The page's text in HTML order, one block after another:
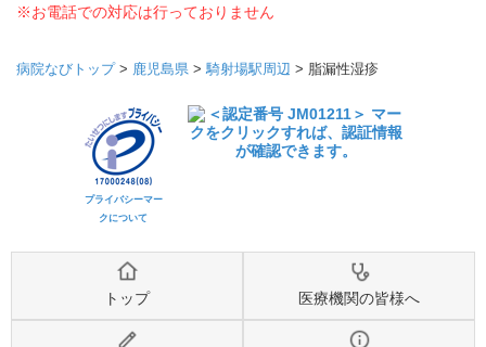
※お電話での対応は行っておりません
病院なびトップ> 鹿児島県 >騎射場駅周辺 > 脂漏性湿疹
プライバシーマー
クについて
トップ 医療機関の皆様へ